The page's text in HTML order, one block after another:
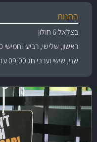
החנות
בצלאל 6 חולון
ראשון, שלישי, רביעי וחמישי 09:00 עד 18:00
שני, שישי וערבי חג 09:00 עד 15:00